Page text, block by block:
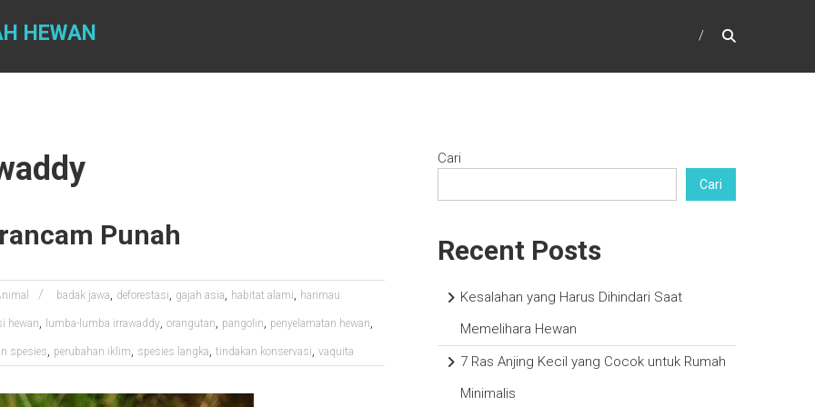
HEWAN
Punah
badak jawa, deforestasi, gajah asia, habitat alami, harimau
hewan, lumba-lumba irrawaddy, orangutan, pangolin, penyelamatan hewan,
spesies, perubahan iklim, spesies langka, tindakan konservasi, vaquita
Cari
Cari
Recent Posts
Kesalahan yang Harus Dihindari Saat
Memelihara Hewan
7 Ras Anjing Kecil yang Cocok untuk Rumah
Minimalis